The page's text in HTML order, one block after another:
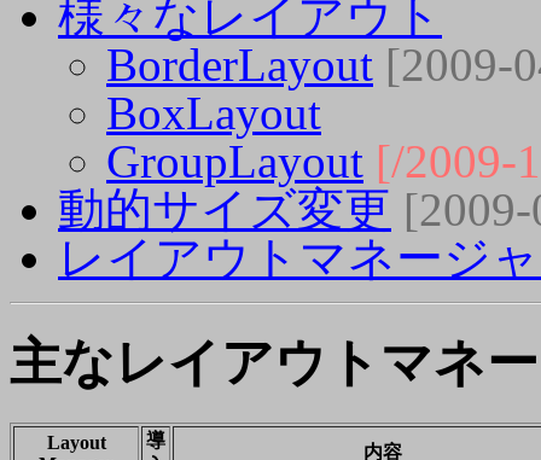
様々なレイアウト
BorderLayout [2009-
BoxLayout
GroupLayout [/2009-
動的サイズ変更
レイアウトマネージ
主なレイアウトマネ
Layout
導
内容